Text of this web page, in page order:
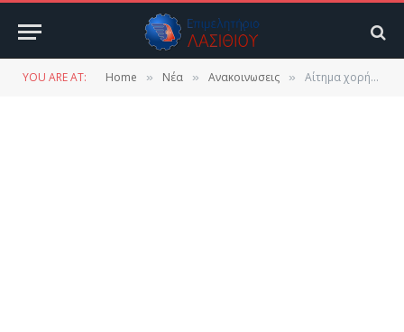
YOU ARE AT: Home » Νέα » Ανακοινωσεις » Αίτημα χορήγησης οριζόντιας παράτασης της διάρκειας υλοποίησης όλων των επενδυτικών σχεδίων της Δράσης: «Ενίσχυση της Ίδρυσης και Λειτουργίας Νέων Τουριστικών ΜμΕ»